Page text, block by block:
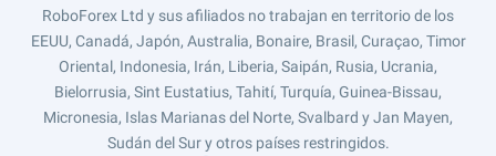
RoboForex Ltd y sus afiliados no trabajan en territorio de los
EEUU, Canadá, Japón, Australia, Bonaire, Brasil, Curaçao, Timor
Oriental, Indonesia, Irán, Liberia, Saipán, Rusia, Ucrania,
Bielorrusia, Sint Eustatius, Tahití, Turquía, Guinea-Bissau,
Micronesia, Islas Marianas del Norte, Svalbard y Jan Mayen,
Sudán del Sur y otros países restringidos.